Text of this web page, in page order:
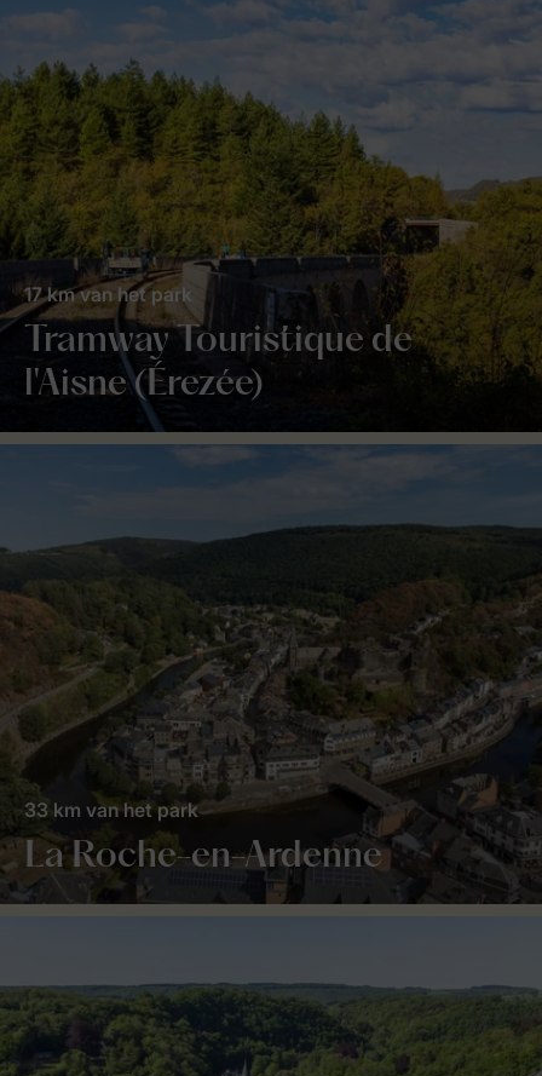
Tramway Touristique de
l'Aisne (Érezée)
17 km van het park
La Roche-en-Ardenne
33 km van het park